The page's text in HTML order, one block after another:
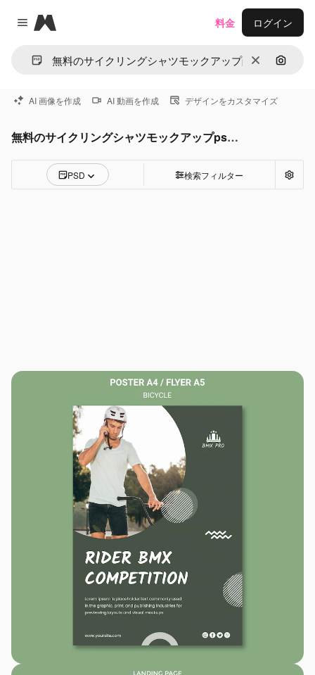
Close menu
Magnific
消去 画像で
料金 ログイン
AI 画像を作成 AI 動画を作成 デザインをカスタマイズ
無料のサイクリングシャツモックアップpsdPSD
PSD 検索フィルター